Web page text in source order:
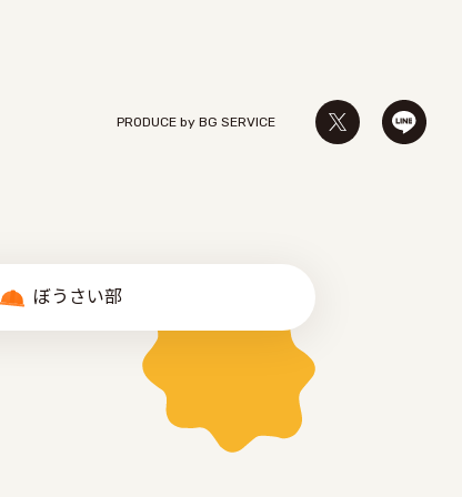
PRODUCE by ︎BG SERVICE
ぼうさい部